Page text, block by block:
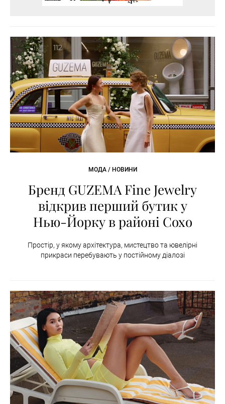
МОДА / НОВИНИ
Бренд GUZEMA Fine Jewelry
відкрив перший бутик у
Нью-Йорку в районі Сохо
Простір, у якому архітектура, мистецтво та ювелірні
прикраси перебувають у постійному діалозі